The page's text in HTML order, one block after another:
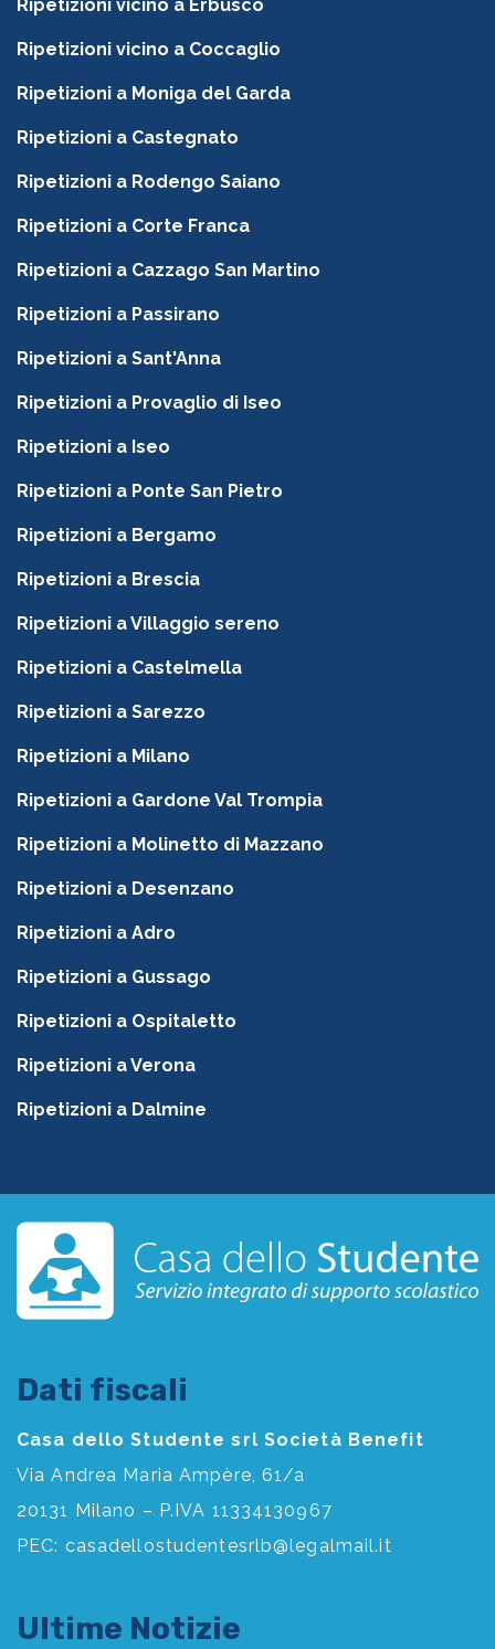
Ripetizioni vicino a Erbusco
Ripetizioni vicino a Coccaglio
Ripetizioni a Moniga del Garda
Ripetizioni a Castegnato
Ripetizioni a Rodengo Saiano
Ripetizioni a Corte Franca
Ripetizioni a Cazzago San Martino
Ripetizioni a Passirano
Ripetizioni a Sant'Anna
Ripetizioni a Provaglio di Iseo
Ripetizioni a Iseo
Ripetizioni a Ponte San Pietro
Ripetizioni a Bergamo
Ripetizioni a Brescia
Ripetizioni a Villaggio sereno
Ripetizioni a Castelmella
Ripetizioni a Sarezzo
Ripetizioni a Milano
Ripetizioni a Gardone Val Trompia
Ripetizioni a Molinetto di Mazzano
Ripetizioni a Desenzano
Ripetizioni a Adro
Ripetizioni a Gussago
Ripetizioni a Ospitaletto
Ripetizioni a Verona
Ripetizioni a Dalmine
Dati fiscali
Casa dello Studente srl Società Benefit
Via Andrea Maria Ampère, 61/a
20131 Milano – P.IVA 11334130967
PEC: casadellostudentesrlb@legalmail.it
Ultime Notizie